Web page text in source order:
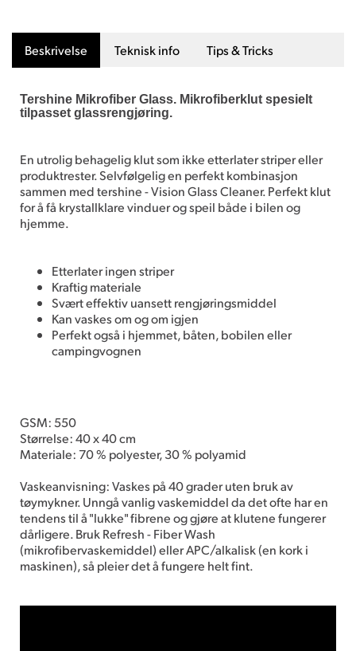
Beskrivelse Teknisk info Tips & Tricks
Tershine Mikrofiber Glass. Mikrofiberklut spesielt
tilpasset glassrengjøring.
En utrolig behagelig klut som ikke etterlater striper eller
produktrester. Selvfølgelig en perfekt kombinasjon
sammen med tershine - Vision Glass Cleaner. Perfekt klut
for å få krystallklare vinduer og speil både i bilen og
hjemme.
Etterlater ingen striper
Kraftig materiale
Svært effektiv uansett rengjøringsmiddel
Kan vaskes om og om igjen
Perfekt også i hjemmet, båten, bobilen eller
campingvognen
GSM: 550
Størrelse: 40 x 40 cm
Materiale: 70 % polyester, 30 % polyamid
Vaskeanvisning: Vaskes på 40 grader uten bruk av
tøymykner. Unngå vanlig vaskemiddel da det ofte har en
tendens til å "lukke" fibrene og gjøre at klutene fungerer
dårligere. Bruk Refresh - Fiber Wash
(mikrofibervaskemiddel) eller APC/alkalisk (en kork i
maskinen), så pleier det å fungere helt fint.